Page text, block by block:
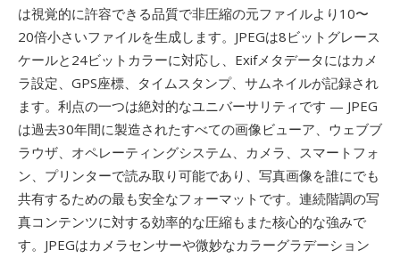
は視覚的に許容できる品質で非圧縮の元ファイルより10〜
20倍小さいファイルを生成します。JPEGは8ビットグレース
ケールと24ビットカラーに対応し、Exifメタデータにはカメ
ラ設定、GPS座標、タイムスタンプ、サムネイルが記録され
ます。利点の一つは絶対的なユニバーサリティです — JPEG
は過去30年間に製造されたすべての画像ビューア、ウェブブ
ラウザ、オペレーティングシステム、カメラ、スマートフォ
ン、プリンターで読み取り可能であり、写真画像を誰にでも
共有するための最も安全なフォーマットです。連続階調の写
真コンテンツに対する効率的な圧縮もまた核心的な強みで
す。JPEGはカメラセンサーや微妙なカラーグラデーション